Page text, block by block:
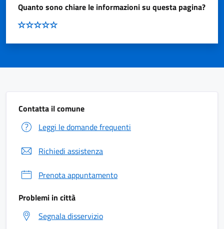
Quanto sono chiare le informazioni su questa pagina?
Contatta il comune
Leggi le domande frequenti
Richiedi assistenza
Prenota appuntamento
Problemi in città
Segnala disservizio